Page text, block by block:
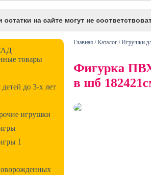
остатки на сайте могут не
товары
до 3-х лет
игрушки
1
Главная /Каталог /Игрушки
Фигурка
в шб